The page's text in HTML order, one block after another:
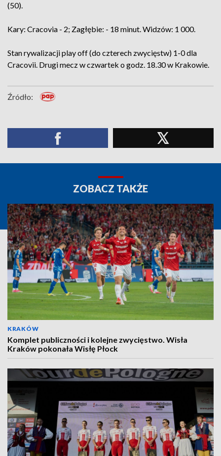
(50).
Kary: Cracovia - 2; Zagłębie: - 18 minut. Widzów: 1 000.
Stan rywalizacji play off (do czterech zwycięstw) 1-0 dla
Cracovii. Drugi mecz w czwartek o godz. 18.30 w Krakowie.
Źródło:
ZOBACZ TAKŻE
KRAKÓW
Komplet publiczności i kolejne zwycięstwo. Wisła
Kraków pokonała Wisłę Płock